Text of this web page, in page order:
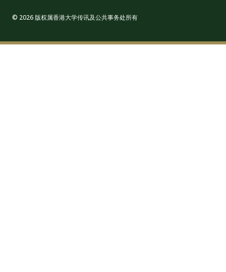
© 2026 版权属香港大学传讯及公共事务处所有